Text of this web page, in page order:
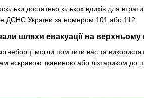
достатньо кількох вдихів для
ДСНС України за номером 101 або 112.
шляхи евакуації на верхньому
могли помітити вас та
яскравою тканиною або ліхтариком до